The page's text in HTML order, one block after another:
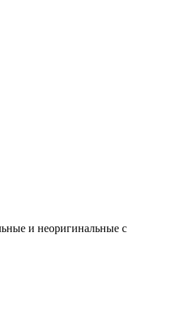
и неоригинальные с